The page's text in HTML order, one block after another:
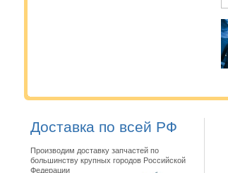
Доставка по всей РФ
Производим доставку запчастей по
большинству крупных городов Российской
Федерации